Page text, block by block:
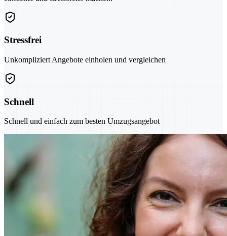
Stressfrei
Unkompliziert Angebote einholen und vergleichen
Schnell
Schnell und einfach zum besten Umzugsangebot